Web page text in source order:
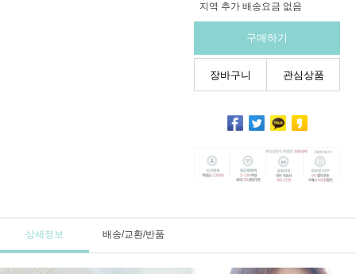
지역 추가 배송요금 없음
구매하기
장바구니 관심상품
상세정보 배송/교환/반품